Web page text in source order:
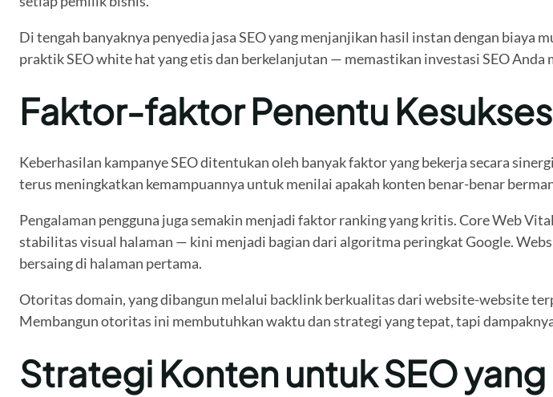
Di tengah banyaknya penyedia jasa SEO yang menjanjikan hasil instan dengan biaya
praktik SEO white hat yang etis dan berkelanjutan — memastikan investasi SEO Anda
Faktor-faktor Penentu
Keberhasilan kampanye SEO ditentukan oleh banyak faktor yang bekerja secara
terus meningkatkan kemampuannya untuk menilai apakah konten benar-benar
Pengalaman pengguna juga semakin menjadi faktor ranking yang kritis. Core Web
stabilitas visual halaman — kini menjadi bagian dari algoritma peringkat Google.
bersaing di halaman pertama.
Otoritas domain, yang dibangun melalui backlink berkualitas dari website-website
Membangun otoritas ini membutuhkan waktu dan strategi yang tepat, tapi
Strategi Konten untuk SEO